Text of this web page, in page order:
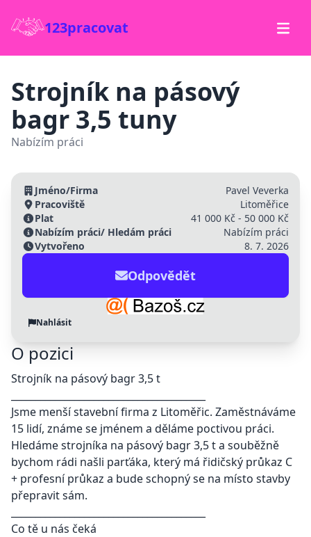
123pracovat
Strojník na pásový
bagr 3,5 tuny
Nabízím práci
Jméno/Firma
Pavel Veverka
Pracoviště
Litoměřice
Plat
41 000 Kč - 50 000 Kč
Nabízím práci/ Hledám práci
Nabízím práci
Vytvořeno
8. 7. 2026
Odpovědět
Nahlásit
O pozici
Strojník na pásový bagr 3,5 t
Jsme menší stavební firma z Litoměřic. Zaměstnáváme
15 lidí, známe se jménem a děláme poctivou práci.
Hledáme strojníka na pásový bagr 3,5 t a souběžně
bychom rádi našli parťáka, který má řidičský průkaz C
+ profesní průkaz a bude schopný se na místo stavby
přepravit sám.
Co tě u nás čeká